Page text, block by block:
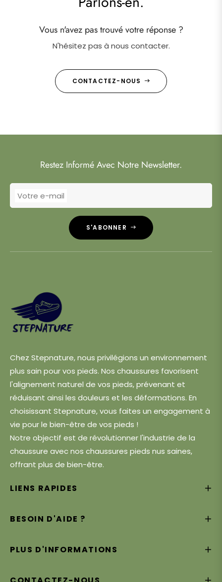
Vous n'avez pas trouvé votre réponse ?
N'hésitez pas à nous contacter.
CONTACTEZ-NOUS
Restez Informé Avec Notre Newsletter.
Votre e-mail
S'ABONNER
Chez Stepnature, nous privilégions un environnement
plus sain pour vos pieds. Nos chaussures favorisent
l'alignement naturel de vos pieds, prévenant et
réduisant ainsi les douleurs et les déformations. En
choisissant Stepnature, vous faites un engagement à
vie pour le bien-être de vos pieds !
Notre objectif est de révolutionner l'industrie de la
chaussure avec nos chaussures pieds nus saines,
offrant plus de bien-être.
LIENS RAPIDES
BESOIN D'AIDE ?
PLUS D'INFORMATIONS